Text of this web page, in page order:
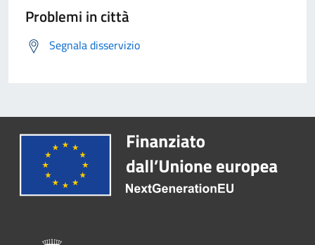
Problemi in città
Segnala disservizio